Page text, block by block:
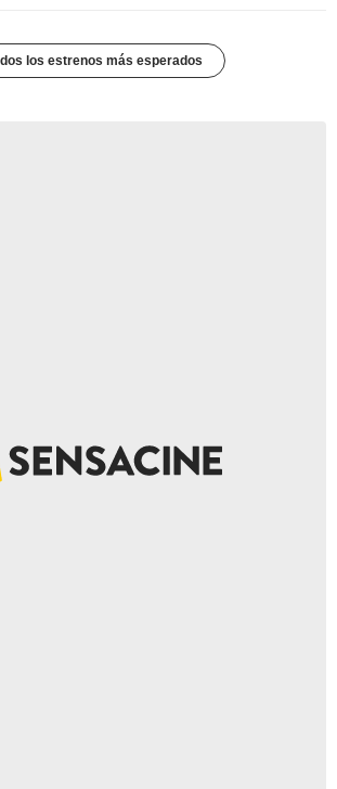
los estrenos más esperados